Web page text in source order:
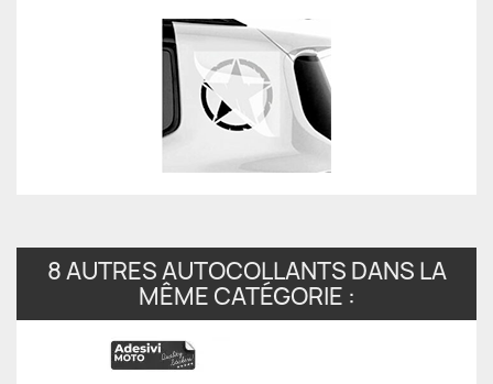
8 AUTRES AUTOCOLLANTS DANS LA
MÊME CATÉGORIE :